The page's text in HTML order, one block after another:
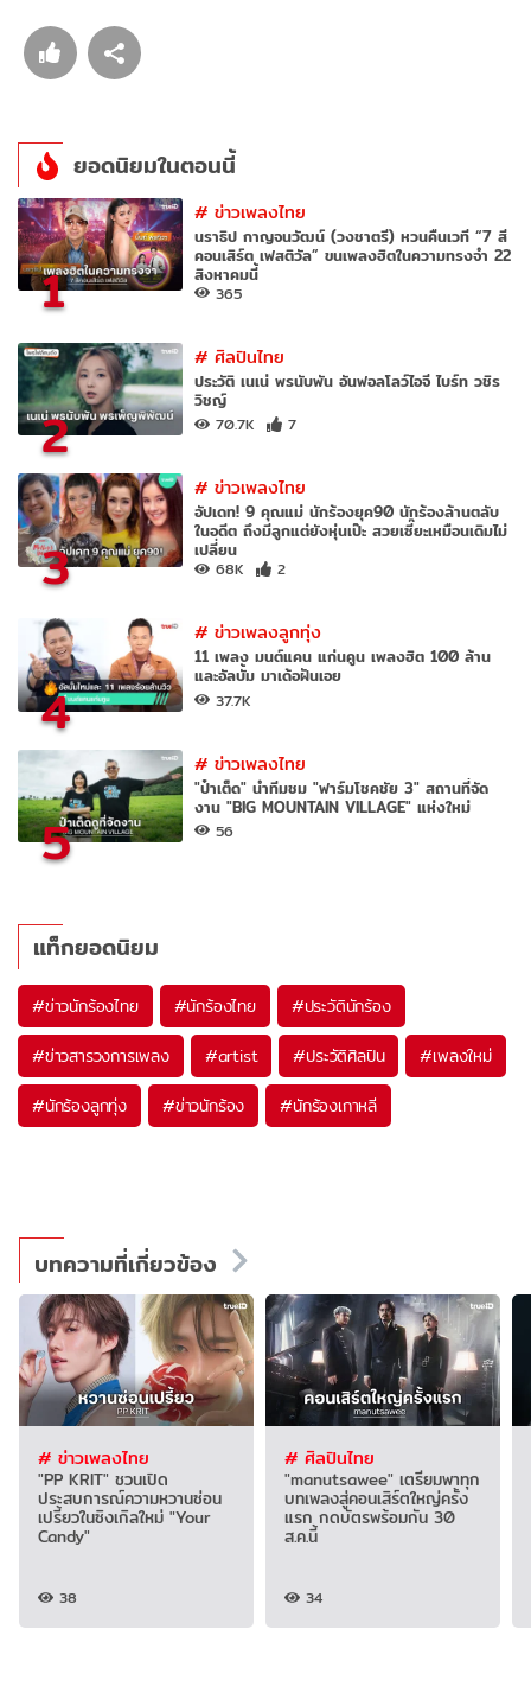
ยอดนิยมในตอนนี้
1
#ข่าวเพลงไทย
นราธิป กาญจนวัฒน์ (วงชาตรี) หวนคืนเวที “7 สี
คอนเสิร์ต เฟสติวัล” ขนเพลงฮิตในความทรงจำ 22
สิงหาคมนี้
365
2
#ศิลปินไทย
ประวัติ เนเน่ พรนับพัน อันฟอลโลว์ไอจี ไบร์ท วชิร
วิชญ์
70.7K 7
3
#ข่าวเพลงไทย
อัปเดท! 9 คุณแม่ นักร้องยุค90 นักร้องล้านตลับ
ในอดีต ถึงมีลูกแต่ยังหุ่นเป๊ะ สวยเซี๊ยะเหมือนเดิมไม่
เปลี่ยน
68K 2
4
#ข่าวเพลงลูกทุ่ง
11 เพลง มนต์แคน แก่นคูน เพลงฮิต 100 ล้าน
และอัลบั้ม มาเด้อฝันเอย
37.7K
5
#ข่าวเพลงไทย
"ป๋าเต็ด" นำทีมชม "ฟาร์มโชคชัย 3" สถานที่จัด
งาน "BIG MOUNTAIN VILLAGE" แห่งใหม่
56
แท็กยอดนิยม
#ข่าวนักร้องไทย #นักร้องไทย #ประวัตินักร้อง
#ข่าวสารวงการเพลง #artist #ประวัติศิลปิน #เพลงใหม่
#นักร้องลูกทุ่ง #ข่าวนักร้อง #นักร้องเกาหลี
บทความที่เกี่ยวข้อง
# ข่าวเพลงไทย
"PP KRIT" ชวนเปิด
ประสบการณ์ความหวานซ่อน
เปรี้ยวในซิงเกิลใหม่ "Your
Candy"
38
# ศิลปินไทย
"manutsawee" เตรียมพาทุก
บทเพลงสู่คอนเสิร์ตใหญ่ครั้ง
แรก กดบัตรพร้อมกัน 30
ส.ค.นี้
34